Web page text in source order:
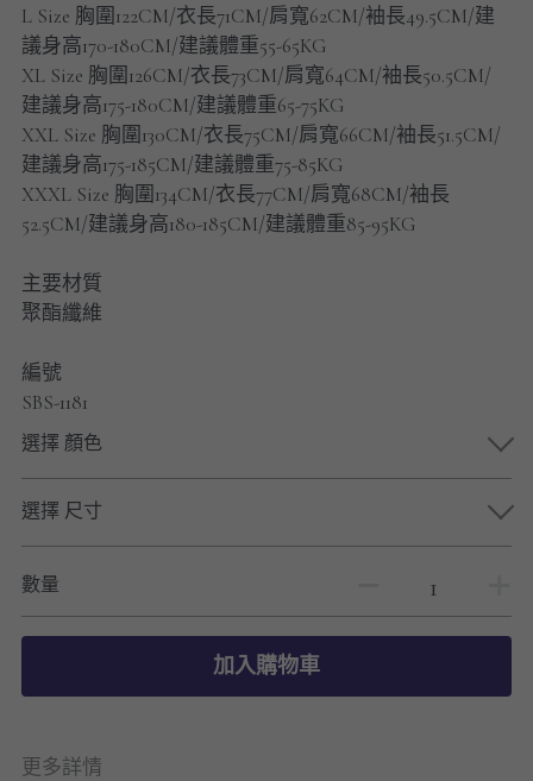
L Size 胸圍122CM/衣長71CM/肩寬62CM/袖長49.5CM/建
議身高170-180CM/建議體重55-65KG
XL Size 胸圍126CM/衣長73CM/肩寬64CM/袖長50.5CM/
建議身高175-180CM/建議體重65-75KG
XXL Size 胸圍130CM/衣長75CM/肩寬66CM/袖長51.5CM/
建議身高175-185CM/建議體重75-85KG
XXXL Size 胸圍134CM/衣長77CM/肩寬68CM/袖長
52.5CM/建議身高180-185CM/建議體重85-95KG
主要材質
聚酯纖維
編號
SBS-1181
選擇 顏色
選擇 尺寸
數量
加入購物車
更多詳情
男士短褲
男裝九分褲
男裝外套
男裝短袖 T-SHIRT
重磅純色 長袖T-Shirt 系列
重磅純色 衛衣 系列
男士短袖恤衫
限時促銷
男裝